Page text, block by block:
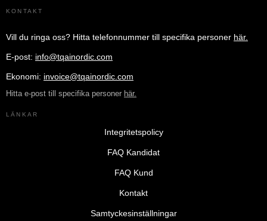
KONTAKT
Vill du ringa oss? Hitta telefonnummer till specifika personer här.
E-post: info@tqainordic.com
Ekonomi: invoice@tqainordic.com
Hitta e-post till specifika personer här.
LÄNKAR
Integritetspolicy
FAQ Kandidat
FAQ Kund
Kontakt
Samtyckesinställningar